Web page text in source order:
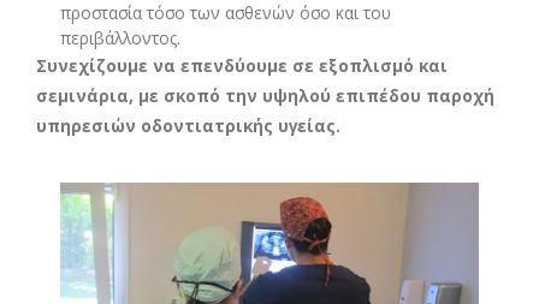
προστασία τόσο των ασθενών όσο και του
περιβάλλοντος.
Συνεχίζουμε να επενδύουμε σε εξοπλισμό και
σεμινάρια, με σκοπό την υψηλού επιπέδου παροχή
υπηρεσιών οδοντιατρικής υγείας.